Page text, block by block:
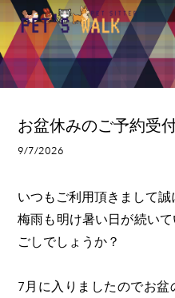
お盆休みのご予約受
9/7/2026
いつもご利用頂きまして誠
梅雨も明け暑い日が続い
ごしでしょうか？
7月に入りましたのでお
ゴ
ツ
ヲ
ワ
サ